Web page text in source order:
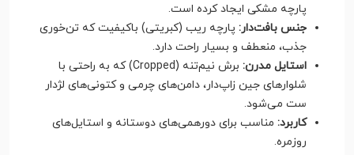
پارچه مشکی ایجاد کرده است.
جنس بافت‌دار: پارچه ریب (کبریتی) باکیفیت که تن‌خوری
جذب، منعطف و بسیار راحت دارد.
استایل مدرن:
برش نیم‌تنه (Cropped) که به راحتی با
شلوارهای جین زاپ‌دار، دامن‌های چرمی و کتونی‌های لژدار
ست می‌شود.
کاربرد: مناسب برای دورهمی‌های دوستانه و استایل‌های
روزمره.